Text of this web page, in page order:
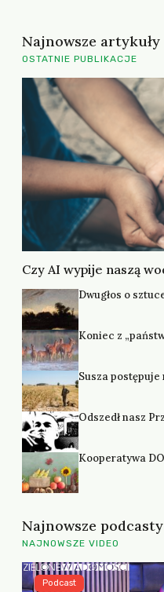
Najnowsze artykuły
OSTATNIE PUBLIKACJE
Czy AI wypije naszą
Dwugłos o
Koniec z
Susza postępuje
Odszedł nasz
Kooperatywa
Najnowsze podcasty
NAJNOWSZE VIDEO
Podcast